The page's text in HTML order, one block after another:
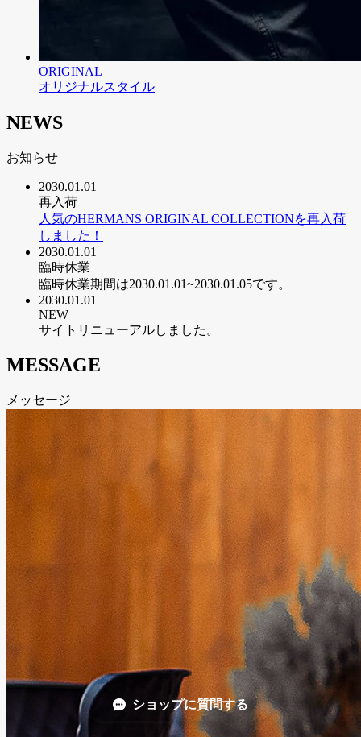
ORIGINAL
オリジナルスタイル
NEWS
お知らせ
2030.01.01
再入荷
人気のHERMANS ORIGINAL COLLECTIONを再入荷
しました！
2030.01.01
臨時休業
臨時休業期間は2030.01.01~2030.01.05です。
2030.01.01
NEW
サイトリニューアルしました。
MESSAGE
メッセージ
ショップに質問する